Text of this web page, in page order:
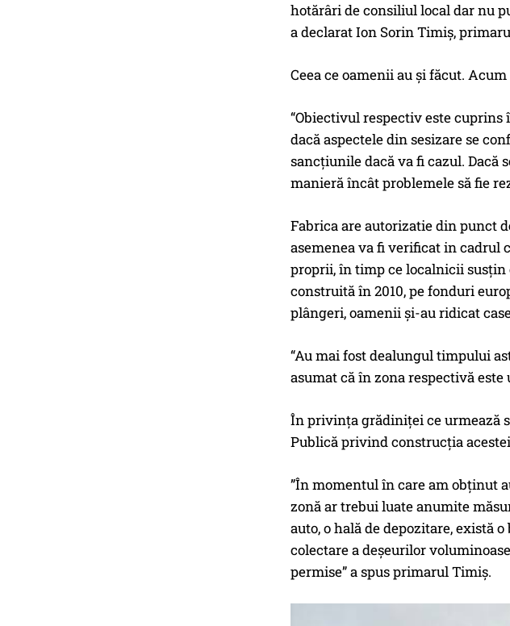
hotărâri de consiliul local dar nu
a declarat Ion Sorin Timiș,
Ceea ce oamenii au și făcut.
“Obiectivul respectiv este
dacă aspectele din sesizare se
sancțiunile dacă va fi cazul. Dacă
manieră încât problemele să fie
Fabrica are autorizatie din punct
asemenea va fi verificat in cadrul
proprii, în timp ce localnicii susțin
construită în 2010, pe fonduri
plângeri, oamenii și-au ridicat
“Au mai fost dealungul timpului
asumat că în zona respectivă
În privința grădiniței ce urmează
Publică privind construcția
”În momentul în care am obținut
zonă ar trebui luate anumite
auto, o hală de depozitare, există
colectare a deșeurilor
permise” a spus primarul Timiș.